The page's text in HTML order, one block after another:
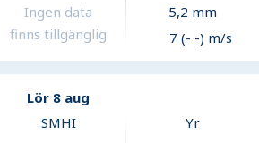
Ingen data
finns tillgänglig
5,2 mm
7 (- -) m/s
Lör 8 aug
SMHI Yr